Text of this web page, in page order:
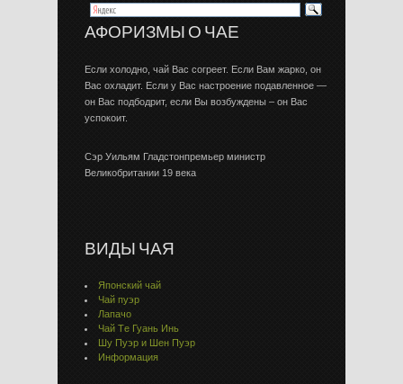
АФОРИЗМЫ О ЧАЕ
Если холодно, чай Вас согреет. Если Вам жарко, он
Вас охладит. Если у Вас настроение подавленное —
он Вас подбодрит, если Вы возбуждены – он Вас
успокоит.
Сэр Уильям Гладстонпремьер министр
Великобритании 19 века
ВИДЫ ЧАЯ
Японский чай
Чай пуэр
Лапачо
Чай Тe Гуaнь Инь
Шу Пуэр и Шен Пуэр
Информация